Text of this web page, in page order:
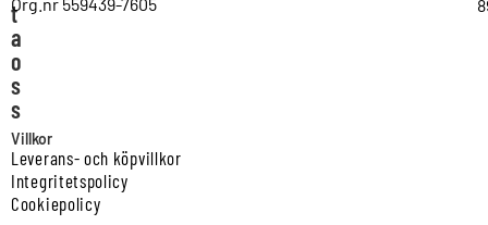
t
a
o
s
s
Villkor
Leverans- och köpvillkor
Integritetspolicy
Cookiepolicy